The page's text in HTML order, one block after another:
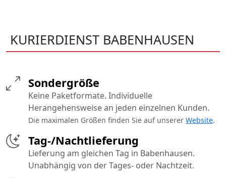
KURIERDIENST BABENHAUSEN
Tag-/Nachtlieferung
Lieferung am gleichen Tag in Babenhausen.
Unabhängig von der Tages- oder Nachtzeit.
Sondergröße
Keine Paketformate. Individuelle
Herangehensweise an jeden einzelnen Kunden.
Die maximalen Größen finden Sie auf unserer Website.